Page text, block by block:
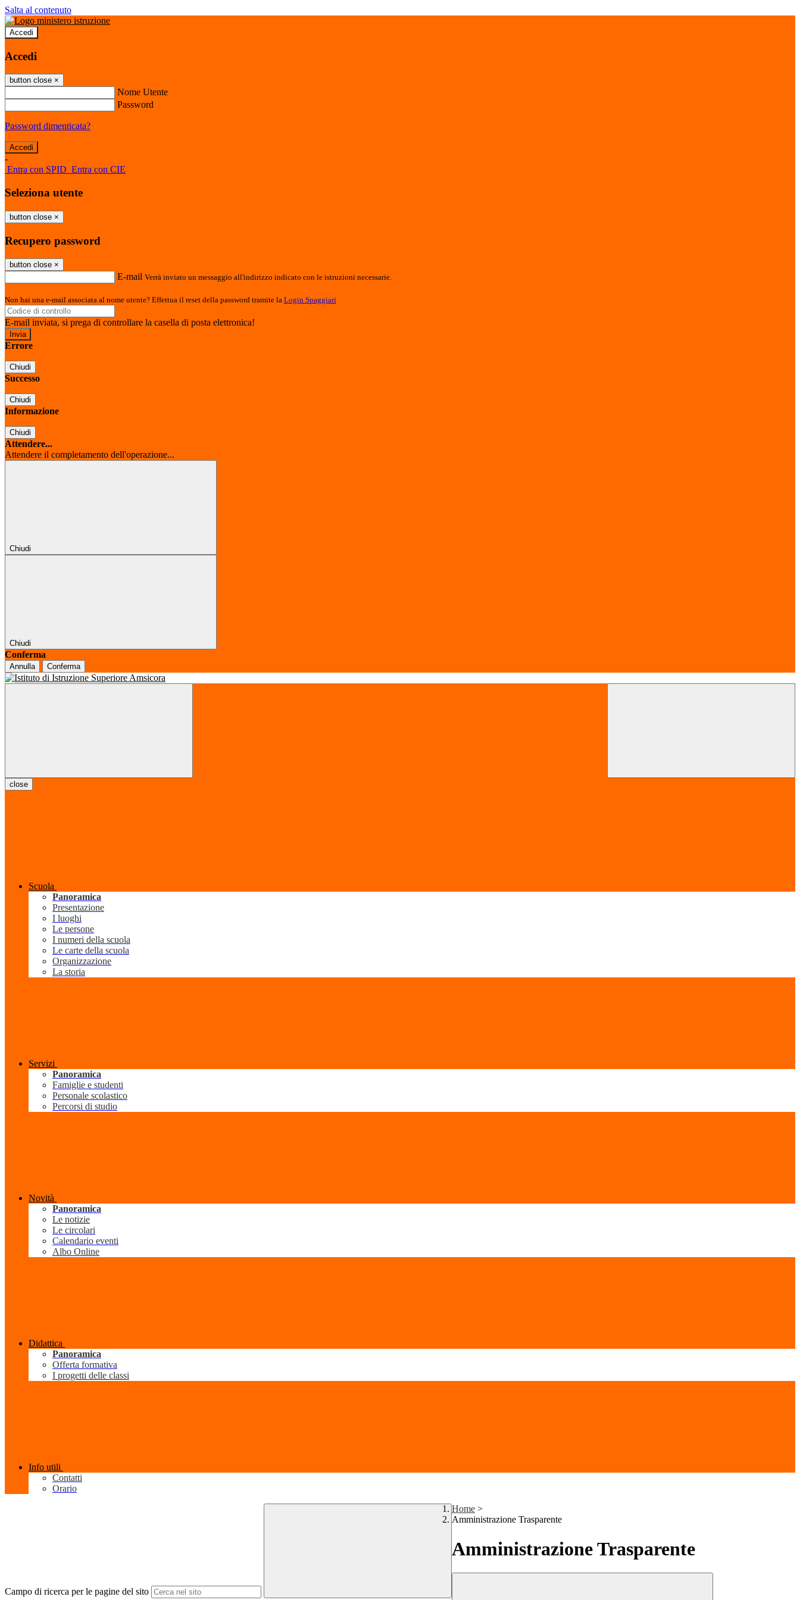
Salta al contenuto
Accedi
Accedi
button close ×
Nome Utente
Password
Password dimenticata?
-
Entra con SPID Entra con CIE
Seleziona utente
button close ×
Recupero password
button close ×
E-mail Verrà inviato un messaggio all'indirizzo indicato con le istruzioni necessarie.
Non hai una e-mail associata al nome utente? Effettua il reset della password tramite la Login Spaggiari
E-mail inviata, si prega di controllare la casella di posta elettronica!
Errore
Chiudi
Successo
Chiudi
Informazione
Chiudi
Attendere...
Attendere il completamento dell'operazione...
Chiudi
Chiudi
Conferma
Annulla Conferma
close
Scuola
Panoramica
Presentazione
I luoghi
Le persone
I numeri della scuola
Le carte della scuola
Organizzazione
La storia
Servizi
Panoramica
Famiglie e studenti
Personale scolastico
Percorsi di studio
Novità
Panoramica
Le notizie
Le circolari
Calendario eventi
Albo Online
Didattica
Panoramica
Offerta formativa
I progetti delle classi
Info utili
Contatti
Orario
Campo di ricerca per le pagine del sito
Home >
Amministrazione Trasparente
Amministrazione Trasparente